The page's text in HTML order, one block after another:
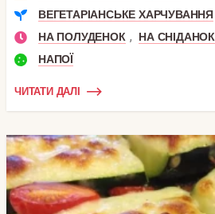
ВЕГЕТАРІАНСЬКЕ ХАРЧУВАННЯ
НА ПОЛУДЕНОК ,
НА СНІДАНОК
НАПОЇ
ЧИТАТИ ДАЛІ